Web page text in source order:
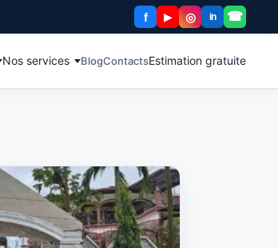
f ▶ ◎ in ☎
Nos services BlogContactsEstimation gratuite